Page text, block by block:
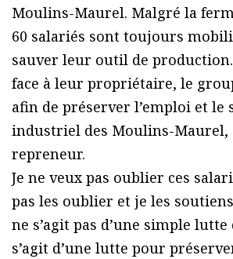
Moulins-Maurel. Malgré la
60 salariés sont toujours
sauver leur outil de
face à leur propriétaire, le
afin de préserver l’emploi et le
industriel des Moulins-
repreneur.
Je ne veux pas oublier ces
pas les oublier et je les
ne s’agit pas d’une simple lutte
s’agit d’une lutte pour